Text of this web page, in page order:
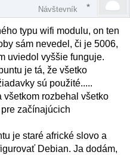
Návštevník
typu wifi modulu, on ten
sám nevedel, či je 5006,
uviedol vyššie funguje.
je tá, že všetko
sú použité.....
všetkom rozbehal všetko
začínajúcich
je staré africké slovo a
Debian. Ja dodám,